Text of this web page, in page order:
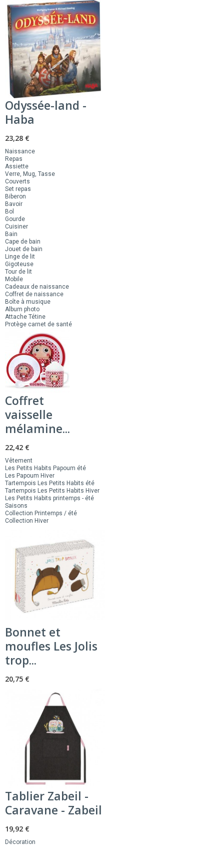
Odyssée-land -
Haba
23,28 €
Naissance
Repas
Assiette
Verre, Mug, Tasse
Couverts
Set repas
Biberon
Bavoir
Bol
Gourde
Cuisiner
Bain
Cape de bain
Jouet de bain
Linge de lit
Gigoteuse
Tour de lit
Mobile
Cadeaux de naissance
Coffret de naissance
Boîte à musique
Album photo
Attache Tétine
Protège carnet de santé
Coffret
vaisselle
mélamine...
22,42 €
Vêtement
Les Petits Habits Papoum été
Les Papoum Hiver
Tartempois Les Petits Habits été
Tartempois Les Petits Habits Hiver
Les Petits Habits printemps - été
Saisons
Collection Printemps / été
Collection Hiver
Bonnet et
moufles Les Jolis
trop...
20,75 €
Tablier Zabeil -
Caravane - Zabeil
19,92 €
Décoration